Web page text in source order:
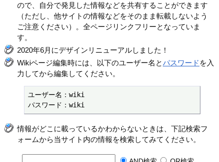
ので、自分で発見した情報などを共有することができます
（ただし、他サイトの情報などをそのまま転載しないよう
ご注意ください）。全ページリンクフリーとなっていま
す。
2020年6月にデザインリニューアルしました！
Wikiページ編集時には、以下のユーザー名とパスワード を入
力してから編集してください。
ユーザー名：wiki
パスワード：wiki
情報がどこに載っているかわからないときは、下記検索フ
ォームから当サイト内の情報を検索してみてください。